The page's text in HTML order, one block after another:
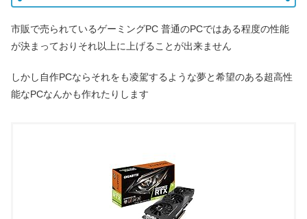
市販で売られているゲーミングPC 普通のPCではある程度の性能
が決まっておりそれ以上に上げることが出来ません
しかし自作PCならそれをも凌駕するような夢と希望のある超高性
能なPCなんかも作れたりします